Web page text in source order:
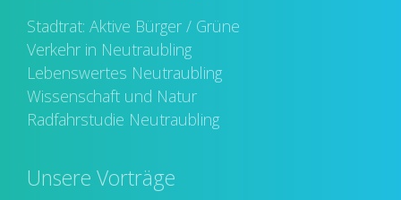
Stadtrat: Aktive Bürger / Grüne
Verkehr in Neutraubling
Lebenswertes Neutraubling
Wissenschaft und Natur
Radfahrstudie Neutraubling
Unsere Vorträge